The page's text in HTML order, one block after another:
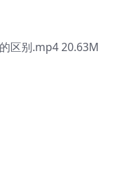
区别.mp4 20.63M